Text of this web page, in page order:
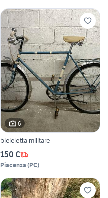
6
bicicletta militare
150 €
Piacenza (PC)